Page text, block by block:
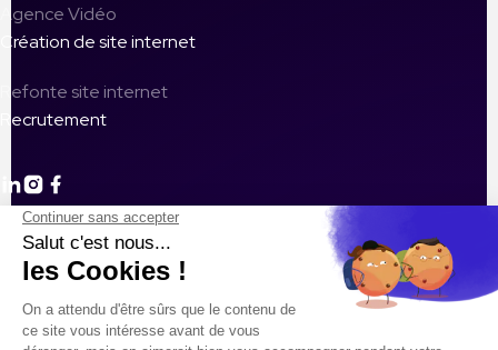
Agence Vidéo
Création de site internet
Refonte site internet
Recrutement
Les 5 Erreurs Fatales à Éviter Dans Votre Campagne Google
Ads
Défis du marketing digital 2026 pour les petites entreprises
Optimisation de la présence sur les plateformes sociales : Le